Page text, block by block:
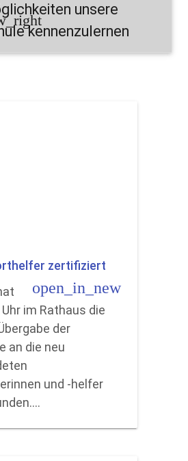
unsere
kennenzulernen
zertifiziert
open_in_new
im Rathaus die
der
an die neu
und -helfer